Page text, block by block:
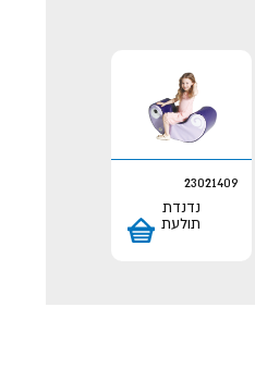
23021409
נדנדת
תולעת